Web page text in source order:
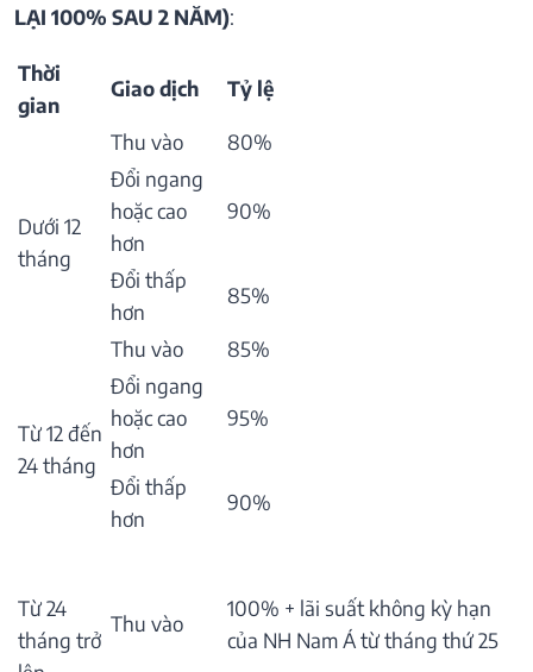
LẠI 100% SAU 2 NĂM):
Thời
gian
Giao dịch Tỷ lệ
Dưới 12
tháng
Thu vào
80%
Đổi ngang
hoặc cao
hơn
90%
Đổi thấp
hơn
85%
Từ 12 đến
24 tháng
Thu vào
85%
Đổi ngang
hoặc cao
hơn
95%
Đổi thấp
hơn
90%
Từ 24
tháng trở
Thu vào
100% + lãi suất không kỳ hạn
của NH Nam Á từ tháng thứ 25